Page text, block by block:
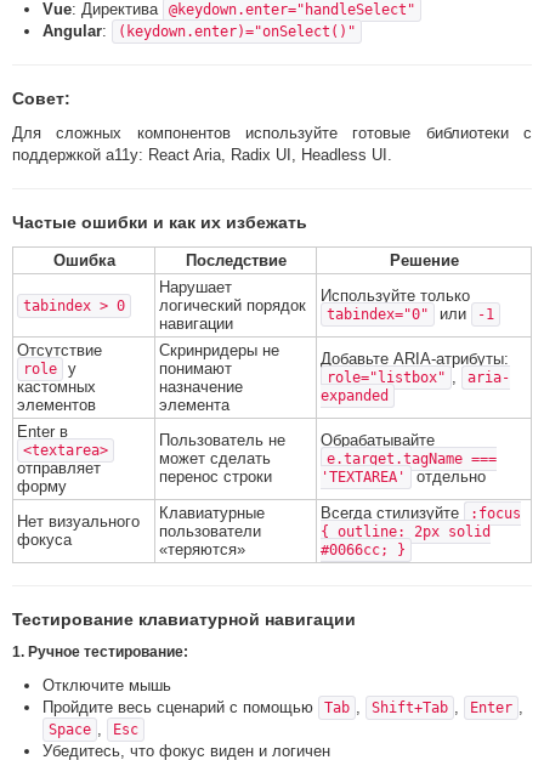
Vue: Директива @keydown.enter="handleSelect"
Angular: (keydown.enter)="onSelect()"
Совет:
Для сложных компонентов используйте готовые библиотеки с
поддержкой a11y: React Aria, Radix UI, Headless UI.
Частые ошибки и как их избежать
Ошибка Последствие Решение
tabindex > 0
Нарушает
логический порядок
навигации
Используйте только
tabindex="0" или -1
Отсутствие
role
у
кастомных
элементов
Скринридеры не
понимают
назначение
элемента
Добавьте ARIA-атрибуты:
role="listbox" ,
aria-
expanded
Enter в
<textarea>
отправляет
форму
Пользователь не
может сделать
перенос строки
Обрабатывайте
e.target.tagName ===
'TEXTAREA' отдельно
Нет визуального
фокуса
Клавиатурные
пользователи
«теряются»
Всегда стилизуйте
:focus
{ outline: 2px solid
#0066cc; }
Тестирование клавиатурной навигации
1. Ручное тестирование:
Отключите мышь
Пройдите весь сценарий с помощью
Tab , Shift+Tab , Enter ,
Space , Esc
Убедитесь, что фокус виден и логичен